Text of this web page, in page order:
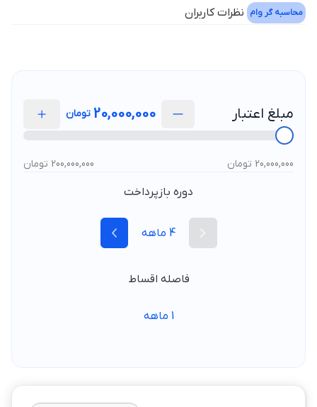
محاسبه گر وام نظرات کاربران
مبلغ اعتبار 20,000,000 تومان
20,000,000 تومان 200,000,000 تومان
دوره بازپرداخت
4 ماهه
فاصله اقساط
1 ماهه